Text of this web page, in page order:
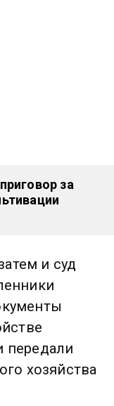
за
и суд
передали
хозяйства